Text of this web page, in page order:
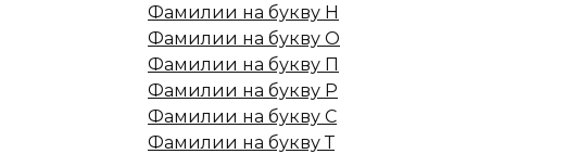
Фамилии на букву Н
Фамилии на букву О
Фамилии на букву П
Фамилии на букву Р
Фамилии на букву С
Фамилии на букву Т